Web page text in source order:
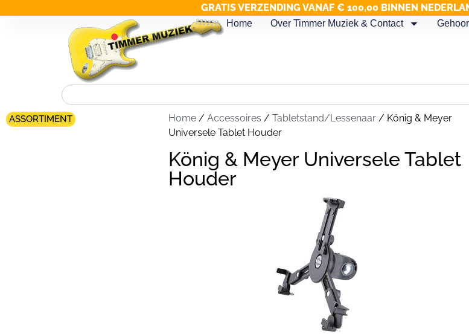
GRATIS VERZENDING VANAF € 100,00 BINNEN
Home Over Timmer Muziek & Contact
ASSORTIMENT Home/ Accessoires / Tabletstand/Lessenaar/ König & Meyer
Universele Tablet Houder
König & Meyer Universele Tablet
Houder